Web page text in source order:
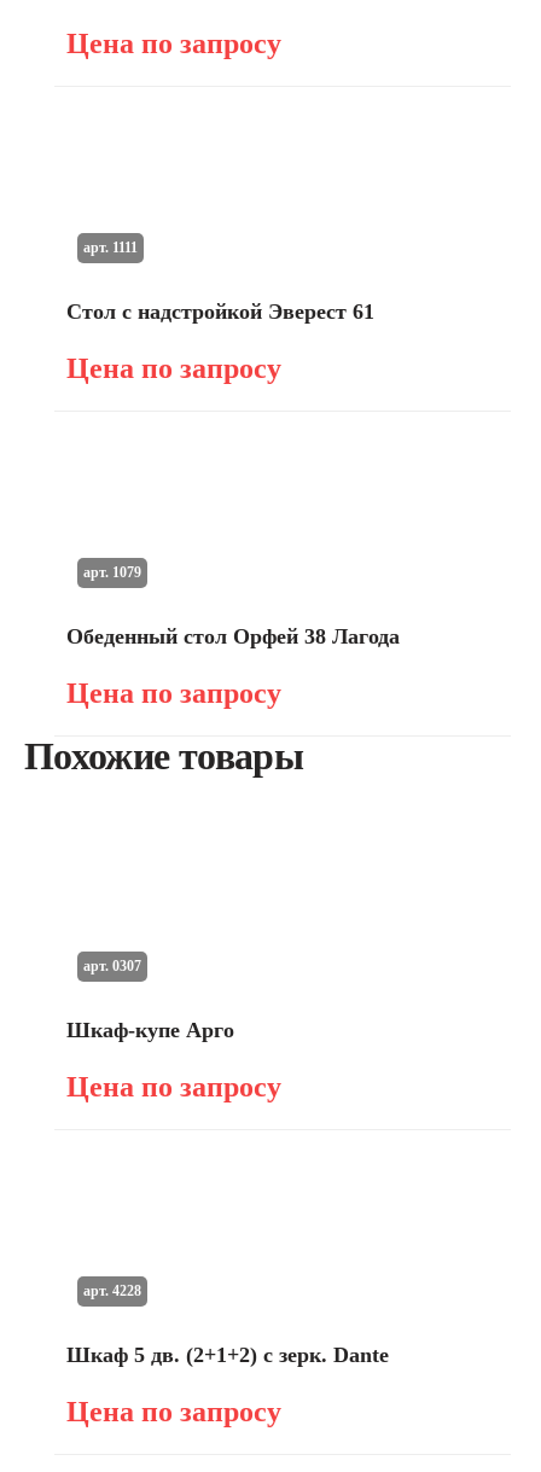
Цена по запросу
Стол с надстройкой Эверест 61
Цена по запросу
арт. 1111
Обеденный стол Орфей 38 Лагода
Цена по запросу
арт. 1079
Похожие товары
Шкаф-купе Арго
Цена по запросу
арт. 0307
Шкаф 5 дв. (2+1+2) с зерк. Dante
Цена по запросу
арт. 4228